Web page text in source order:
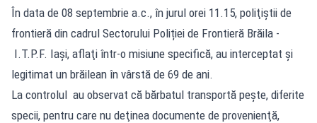
În data de 08 septembrie a.c., în jurul orei 11.15, poliţiştii de
frontieră din cadrul Sectorului Poliției de Frontieră Brăila -
I.T.P.F. Iași, aflaţi într-o misiune specifică, au interceptat şi
legitimat un brăilean în vârstă de 69 de ani.
La controlul au observat că bărbatul transportă peşte, diferite
specii, pentru care nu deţinea documente de provenienţă,